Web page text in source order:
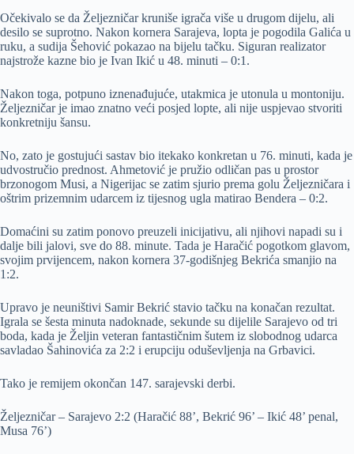
Očekivalo se da Željezničar kruniše igrača više u drugom dijelu, ali
desilo se suprotno. Nakon kornera Sarajeva, lopta je pogodila Galića u
ruku, a sudija Šehović pokazao na bijelu tačku. Siguran realizator
najstrože kazne bio je Ivan Ikić u 48. minuti – 0:1.
Nakon toga, potpuno iznenađujuće, utakmica je utonula u montoniju.
Željezničar je imao znatno veći posjed lopte, ali nije uspjevao stvoriti
konkretniju šansu.
No, zato je gostujući sastav bio itekako konkretan u 76. minuti, kada je
udvostručio prednost. Ahmetović je pružio odličan pas u prostor
brzonogom Musi, a Nigerijac se zatim sjurio prema golu Željezničara i
oštrim prizemnim udarcem iz tijesnog ugla matirao Bendera – 0:2.
Domaćini su zatim ponovo preuzeli inicijativu, ali njihovi napadi su i
dalje bili jalovi, sve do 88. minute. Tada je Haračić pogotkom glavom,
svojim prvijencem, nakon kornera 37-godišnjeg Bekrića smanjio na
1:2.
Upravo je neuništivi Samir Bekrić stavio tačku na konačan rezultat.
Igrala se šesta minuta nadoknade, sekunde su dijelile Sarajevo od tri
boda, kada je Željin veteran fantastičnim šutem iz slobodnog udarca
savladao Šahinovića za 2:2 i erupciju oduševljenja na Grbavici.
Tako je remijem okončan 147. sarajevski derbi.
Željezničar – Sarajevo 2:2 (Haračić 88’, Bekrić 96’ – Ikić 48’ penal,
Musa 76’)